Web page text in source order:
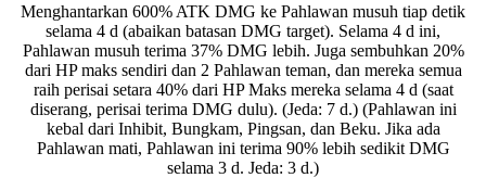
Menghantarkan 600% ATK DMG ke Pahlawan musuh tiap detik
selama 4 d (abaikan batasan DMG target). Selama 4 d ini,
Pahlawan musuh terima 37% DMG lebih. Juga sembuhkan 20%
dari HP maks sendiri dan 2 Pahlawan teman, dan mereka semua
raih perisai setara 40% dari HP Maks mereka selama 4 d (saat
diserang, perisai terima DMG dulu). (Jeda: 7 d.) (Pahlawan ini
kebal dari Inhibit, Bungkam, Pingsan, dan Beku. Jika ada
Pahlawan mati, Pahlawan ini terima 90% lebih sedikit DMG
selama 3 d. Jeda: 3 d.)